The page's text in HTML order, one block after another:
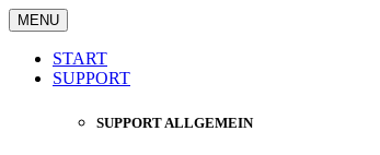
MENU
START
SUPPORT
SUPPORT ALLGEMEIN